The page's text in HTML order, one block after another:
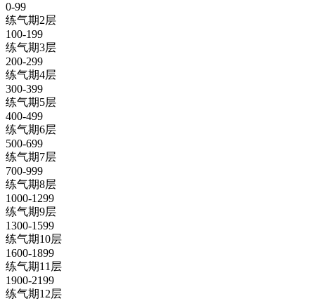
0-99
练气期2层
100-199
练气期3层
200-299
练气期4层
300-399
练气期5层
400-499
练气期6层
500-699
练气期7层
700-999
练气期8层
1000-1299
练气期9层
1300-1599
练气期10层
1600-1899
练气期11层
1900-2199
练气期12层